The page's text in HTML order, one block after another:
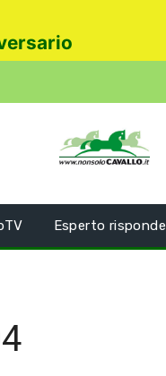
Esperto risponde